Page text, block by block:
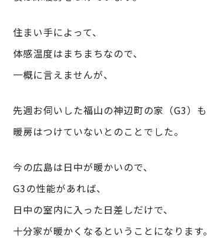
住まい手によって、
体感温度はまちまちなので、
一概に言えませんが、
先週お伺いした福山の神辺町の家（G3）も
暖房はつけていないとのことでした。
今の広島は日中が暖かいので、
G3の性能があれば、
日中の室内に入った日差しだけで、
十分家が暖かくなるということになります。